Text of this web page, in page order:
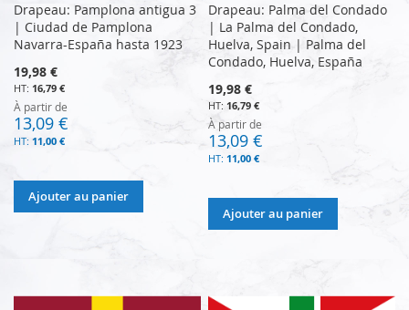
Drapeau: Pamplona antigua 3
| Ciudad de Pamplona
Navarra-España hasta 1923
19,98 €
16,79 €
À partir de
13,09 €
11,00 €
Ajouter au panier
Drapeau: Palma del Condado
| La Palma del Condado,
Huelva, Spain | Palma del
Condado, Huelva, España
19,98 €
16,79 €
À partir de
13,09 €
11,00 €
Ajouter au panier